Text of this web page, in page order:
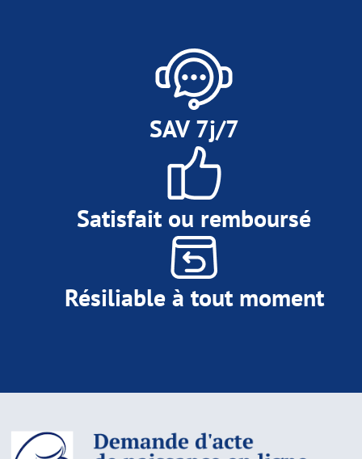
SAV 7j/7
Satisfait ou remboursé
Résiliable à tout moment